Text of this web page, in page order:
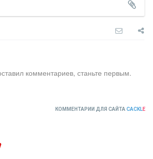
комментариев, станьте первым.
КОММЕНТАРИИ ДЛЯ САЙТА CACKLE